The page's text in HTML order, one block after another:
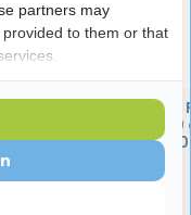
Fixodent Food Barrier
Smaak Kleefpasta 40
| Nieuwe formule
4,50
partners may
to them or that